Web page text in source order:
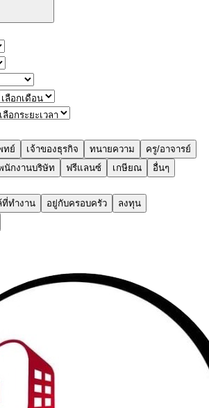
ทย์ เจ้าของธุรกิจ ทนายความ
ครู/อาจารย์
นักงานบริษัท ฟรีแลนซ์ เกษียณ อื่นๆ
ที่ทำงาน อยู่กับครอบครัว
ลงทุน